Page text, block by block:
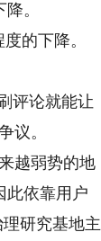
。
的下降。
评论就能让
议。
越弱势的地
此依靠用户
研究基地主